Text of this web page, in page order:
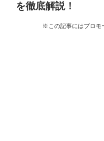
を徹底解説！
※この記事にはプロモ